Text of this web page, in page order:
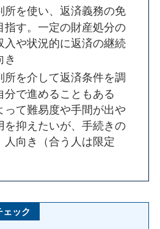
所を使い、返済義務の免
指す。一定の財産処分の
や状況的に返済の継続
所を介して返済条件を調
で進めることもある
って難易度や手間が出や
抑えたいが、手続きの
向き（合う人は限定
ック